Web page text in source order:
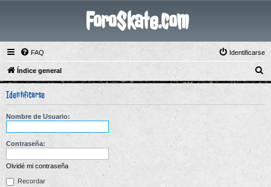
ForoSkate.com
FAQ Identificarse
Índice general
u
Identificarse
Nombre de Usuario:
Contraseña:
Olvidé mi contraseña
Recordar